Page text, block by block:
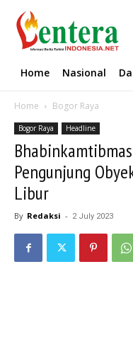
Home Nasional
Home Bogor Raya
Bogor Raya Headline
Pengunjung
Libur
By Redaksi - 2 July 2023